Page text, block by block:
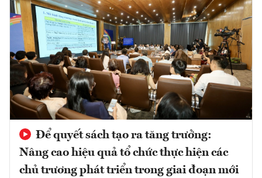
Để quyết sách tạo ra tăng trưởng:
Nâng cao hiệu quả tổ chức thực hiện các
chủ trương phát triển trong giai đoạn mới